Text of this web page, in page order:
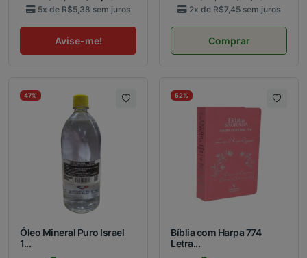
5x de R$5,38 sem juros
Avise-me!
2x de R$7,45 sem juros
Comprar
47%
Óleo Mineral Puro Israel
1...
52%
Bíblia com Harpa 774
Letra...